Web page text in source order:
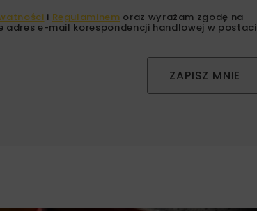
i Regulaminem oraz wyrażam zgodę na
adres e-mail korespondencji handlowej w postaci
ZAPISZ MNIE